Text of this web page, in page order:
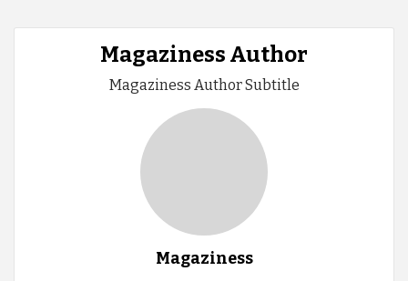
Magaziness Author
Magaziness Author Subtitle
Magaziness